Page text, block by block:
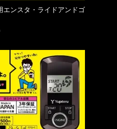
エンスタ・ライドアンドゴ